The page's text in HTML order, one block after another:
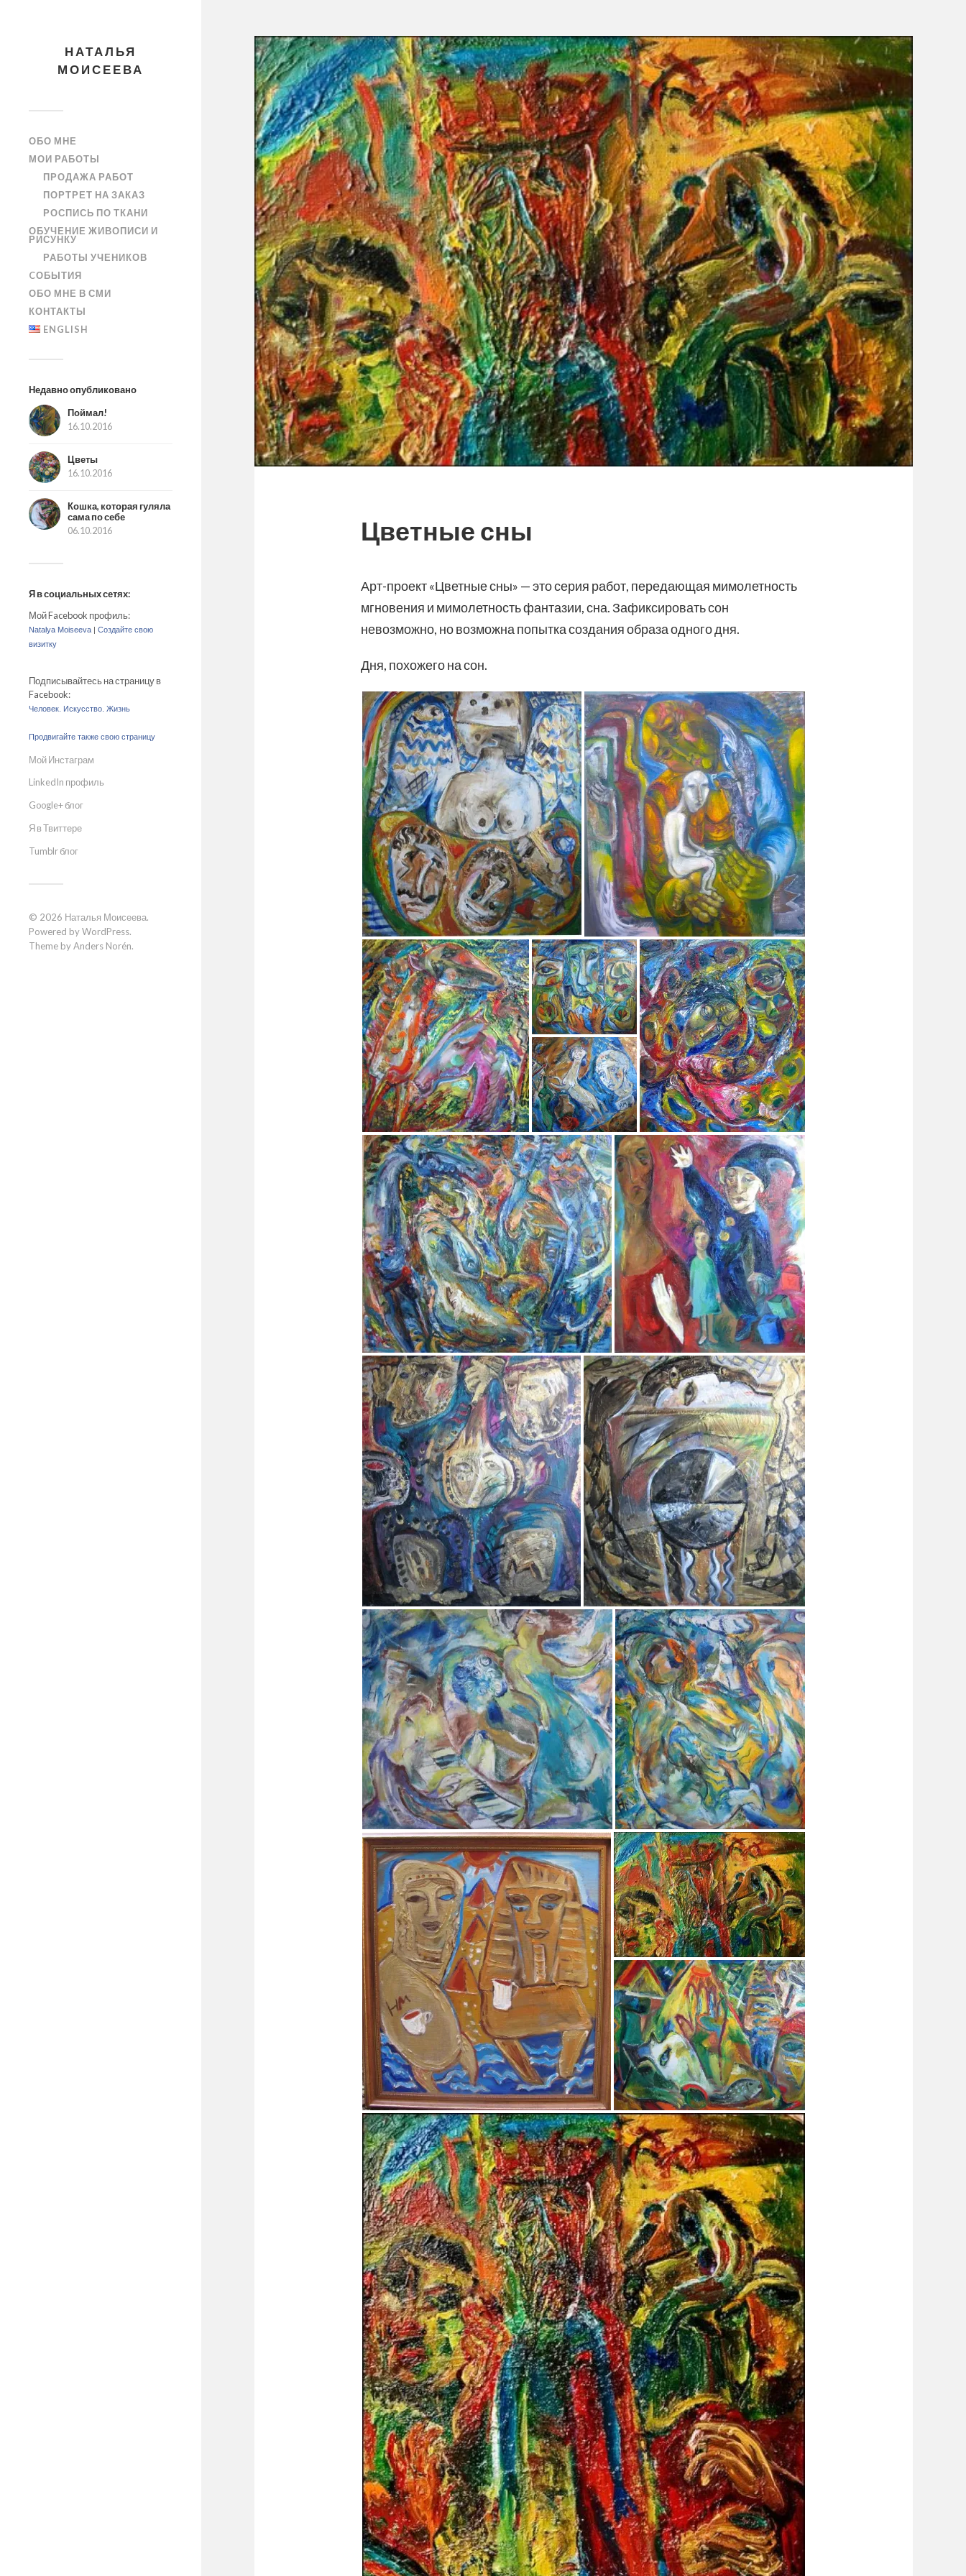
НАТАЛЬЯ
МОИСЕЕВА
ОБО МНЕ
МОИ РАБОТЫ
ПРОДАЖА РАБОТ
ПОРТРЕТ НА ЗАКАЗ
РОСПИСЬ ПО ТКАНИ
ОБУЧЕНИЕ ЖИВОПИСИ И
РИСУНКУ
РАБОТЫ УЧЕНИКОВ
CОБЫТИЯ
ОБО МНЕ В СМИ
КОНТАКТЫ
ENGLISH
Недавно опубликовано
Поймал!
16.10.2016
Цветы
16.10.2016
Кошка, которая гуляла
сама по себе
06.10.2016
Я в социальных сетях:
Мой Facebook профиль:
Natalya Moiseeva | Создайте свою
визитку
Подписывайтесь на страницу в
Facebook:
Человек. Искусство. Жизнь
Продвигайте также свою страницу
Мой Инстаграм
LinkedIn профиль
Google+ блог
Я в Твиттере
Tumblr блог
© 2026 Наталья Моисеева.
Powered byWordPress.
Theme byAnders Norén.
Цветные сны
Арт-проект «Цветные сны» — это серия работ, передающая мимолетность
мгновения и мимолетность фантазии, сна. Зафиксировать сон
невозможно, но возможна попытка создания образа одного дня.
Дня, похожего на сон.